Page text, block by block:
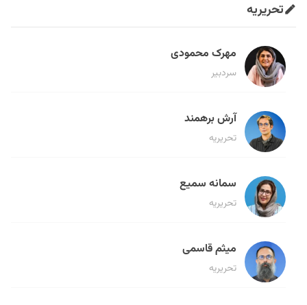
تحریریه
مهرک محمودی
سردبیر
آرش برهمند
تحریریه
سمانه سمیع
تحریریه
میثم قاسمی
تحریریه